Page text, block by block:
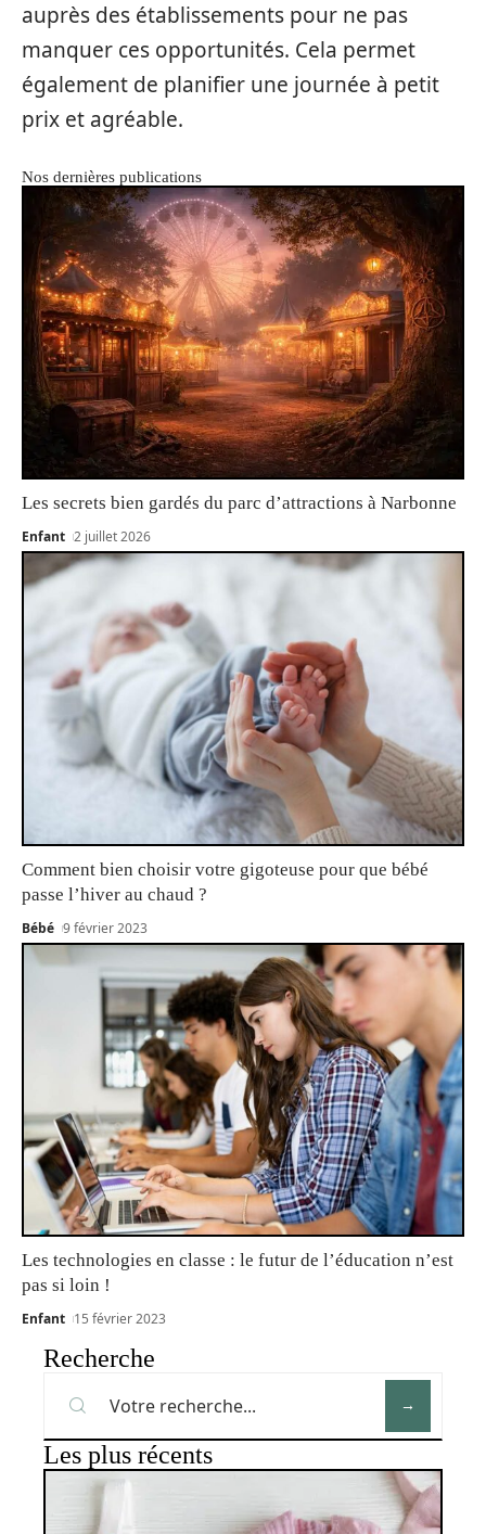
auprès des établissements pour ne pas
manquer ces opportunités. Cela permet
également de planifier une journée à petit
prix et agréable.
Nos dernières publications
Les secrets bien gardés du parc d’attractions à Narbonne
Enfant 2 juillet 2026
Comment bien choisir votre gigoteuse pour que bébé
passe l’hiver au chaud ?
Bébé 9 février 2023
Les technologies en classe : le futur de l’éducation n’est
pas si loin !
Enfant 15 février 2023
Recherche
Les plus récents